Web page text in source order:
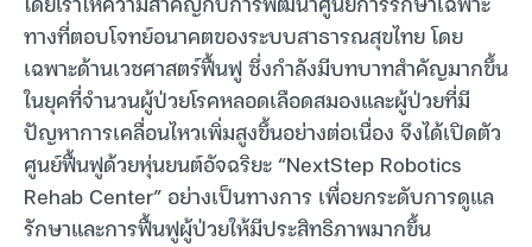
ทางที่ตอบโจทย์อนาคตของระบบสาธารณสุขไทย โดย
เฉพาะด้านเวชศาสตร์ฟื้นฟู ซึ่งกำลังมีบทบาทสำคัญมากขึ้น
ในยุคที่จำนวนผู้ป่วยโรคหลอดเลือดสมองและผู้ป่วยที่มี
ปัญหาการเคลื่อนไหวเพิ่มสูงขึ้นอย่างต่อเนื่อง จึงได้เปิดตัว
ศูนย์ฟื้นฟูด้วยหุ่นยนต์อัจฉริยะ “NextStep Robotics
Rehab Center” อย่างเป็นทางการ เพื่อยกระดับการดูแล
รักษาและการฟื้นฟูผู้ป่วยให้มีประสิทธิภาพมากขึ้น